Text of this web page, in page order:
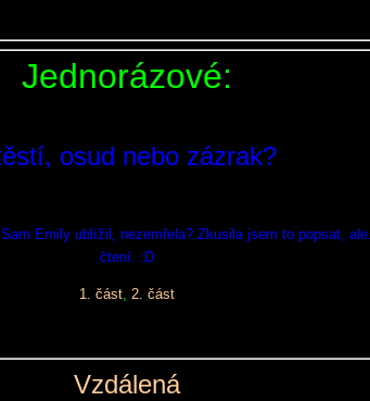
Jednorázové:
osud nebo zázrak?
Emily ublížil, nezemřela? Zkusila jsem to popsat,
čtení. :D
1. část, 2. část
Vzdálená